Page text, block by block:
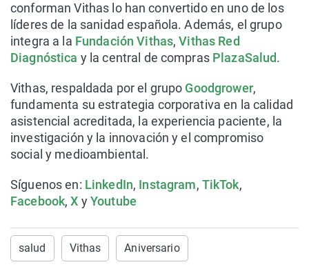
conforman Vithas lo han convertido en uno de los
líderes de la sanidad española. Además, el grupo
integra a la Fundación Vithas,Vithas Red
Diagnóstica y la central de compras PlazaSalud.
Vithas, respaldada por el grupo Goodgrower,
fundamenta su estrategia corporativa en la calidad
asistencial acreditada, la experiencia paciente, la
investigación y la innovación y el compromiso
social y medioambiental.
Síguenos en: LinkedIn, Instagram, TikTok,
Facebook,X yYoutube
salud Vithas Aniversario